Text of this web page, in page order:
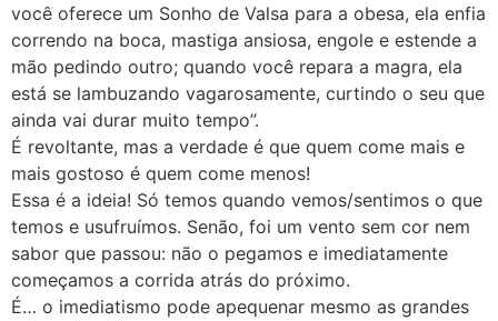
você oferece um Sonho de Valsa para a obesa, ela enfia
correndo na boca, mastiga ansiosa, engole e estende a
mão pedindo outro; quando você repara a magra, ela
está se lambuzando vagarosamente, curtindo o seu que
ainda vai durar muito tempo”.
É revoltante, mas a verdade é que quem come mais e
mais gostoso é quem come menos!
Essa é a ideia! Só temos quando vemos/sentimos o que
temos e usufruímos. Senão, foi um vento sem cor nem
sabor que passou: não o pegamos e imediatamente
começamos a corrida atrás do próximo.
É… o imediatismo pode apequenar mesmo as grandes